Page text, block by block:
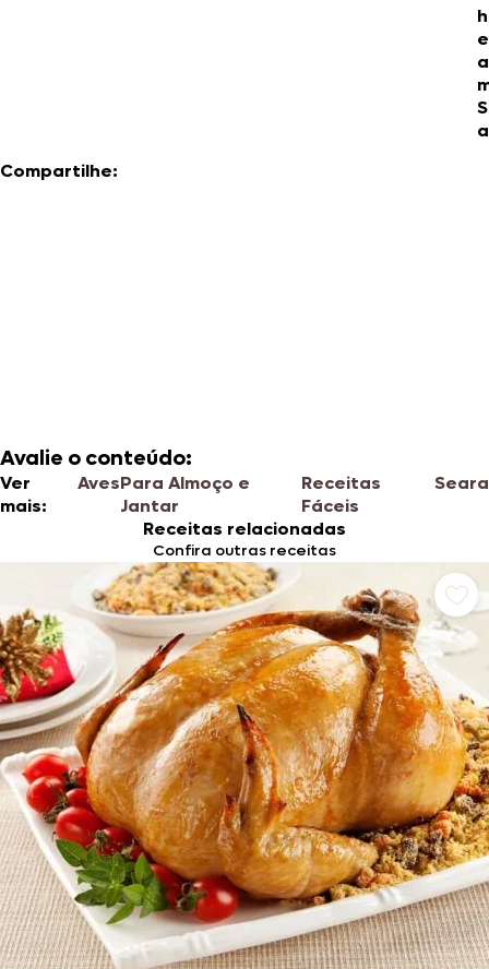
Compartilhe:
Avalie o conteúdo:
Ver
mais:
AvesPara Almoço e
Jantar
Receitas
Fáceis
Seara
Receitas relacionadas
Confira outras receitas